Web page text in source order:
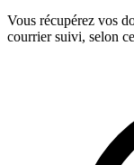
Vous récupérez vos
courrier suivi, selon